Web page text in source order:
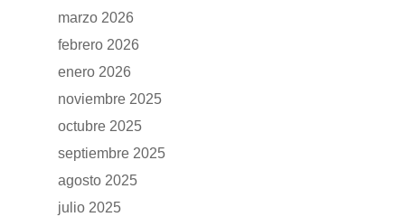
marzo 2026
febrero 2026
enero 2026
noviembre 2025
octubre 2025
septiembre 2025
agosto 2025
julio 2025